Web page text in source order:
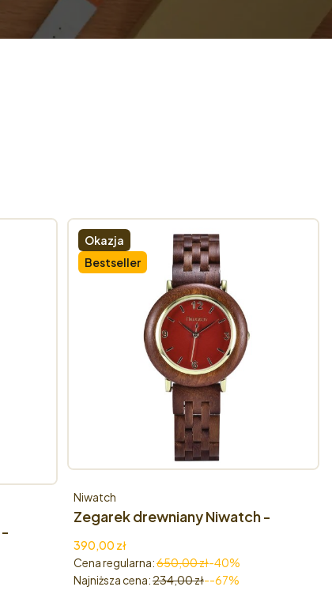
Okazja
Bestseller
Zegarek drewniany Niwatch -
SANDAŁOWIEC
Producent
Niwatch
Cena promocyjna
390,00 zł
Cena regularna:650,00 zł-40%
Najniższa cena:234,00 zł--67%